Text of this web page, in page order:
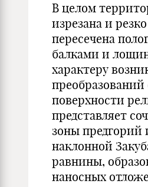
В целом
изрезана и резко
пересечена
балками и
характеру
поверхности
представляет
зоны предгорий
наклонной
равнины,
наносных